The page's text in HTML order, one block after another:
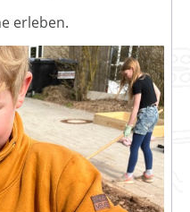
erleben.